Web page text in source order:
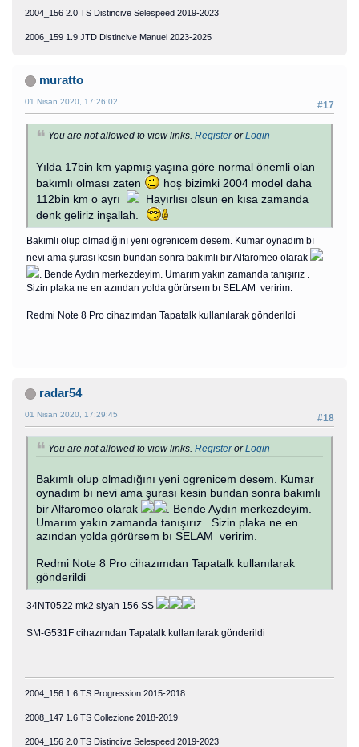
2004_156 2.0 TS Distincive Selespeed 2019-2023
2006_159 1.9 JTD Distincive Manuel 2023-2025
muratto
#17
01 Nisan 2020, 17:26:02
You are not allowed to view links. RegisterorLogin
Yılda 17bin km yapmış yaşına göre normal önemli olan
bakımlı olması zaten
hoş bizimki 2004 model daha
112bin km o ayrı
Hayırlısı olsun en kısa zamanda
denk geliriz inşallah.
Bakımlı olup olmadığını yeni ogrenicem desem. Kumar oynadım bı
nevi ama şurası kesin bundan sonra bakımlı bir Alfaromeo olarak
. Bende Aydın merkezdeyim. Umarım yakın zamanda tanışırız .
Sizin plaka ne en azından yolda görürsem bı SELAM veririm.
Redmi Note 8 Pro cihazımdan Tapatalk kullanılarak gönderildi
radar54
#18
01 Nisan 2020, 17:29:45
You are not allowed to view links. RegisterorLogin
Bakımlı olup olmadığını yeni ogrenicem desem. Kumar
oynadım bı nevi ama şurası kesin bundan sonra bakımlı
bir Alfaromeo olarak
. Bende Aydın merkezdeyim.
Umarım yakın zamanda tanışırız . Sizin plaka ne en
azından yolda görürsem bı SELAM veririm.
Redmi Note 8 Pro cihazımdan Tapatalk kullanılarak
gönderildi
34NT0522 mk2 siyah 156 SS
SM-G531F cihazımdan Tapatalk kullanılarak gönderildi
2004_156 1.6 TS Progression 2015-2018
2008_147 1.6 TS Collezione 2018-2019
2004_156 2.0 TS Distincive Selespeed 2019-2023